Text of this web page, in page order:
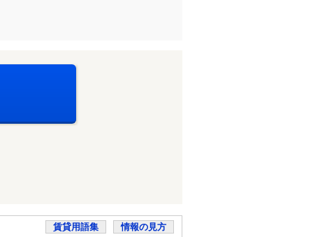
賃貸用語集 情報の見方